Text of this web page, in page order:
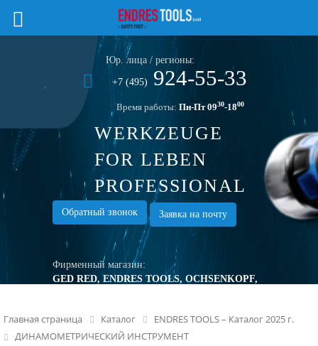
Юр. лица / регионы:
+7 (495) 924-55-33
Время работы: Пн-Пт 0930-1800
WERKZEUGE
FOR LEBEN
PROFESSIONAL
TOOLS
Обратный звонок Заявка на почту
Фирменный магазин:
GED RED, ENDRES TOOLS, OCHSENKOPF,
Главная страница Каталог
ENDRES TOOLS – Каталог 2025 г.
ДИНАМОМЕТРИЧЕСКИЙ ИНСТРУМЕНТ